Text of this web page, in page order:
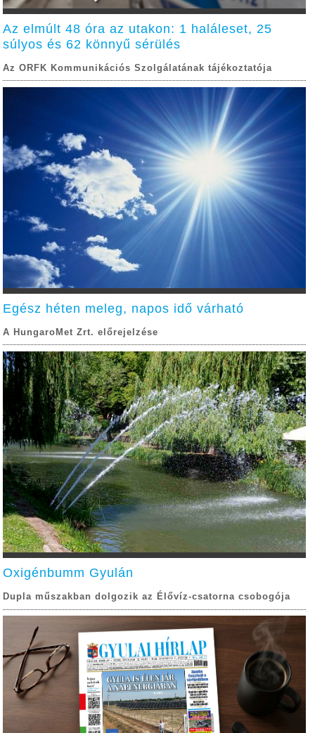
Az elmúlt 48 óra az utakon: 1 haláleset, 25
súlyos és 62 könnyű sérülés
Az ORFK Kommunikációs Szolgálatának tájékoztatója
Egész héten meleg, napos idő várható
A HungaroMet Zrt. előrejelzése
Oxigénbumm Gyulán
Dupla műszakban dolgozik az Élővíz-csatorna csobogója